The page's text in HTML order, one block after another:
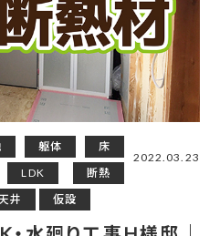
躯体
床
LDK
断熱
井 仮設
2022.03.23